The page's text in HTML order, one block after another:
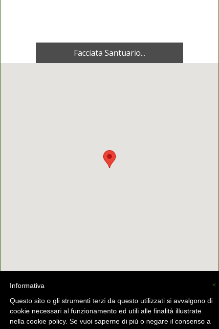
Facciata Santuario...
La Valsassina (C) -info@lavalsassina.com-
×
Informativa
Questo sito o gli strumenti terzi da questo utilizzati si avvalgono di
cookie necessari al funzionamento ed utili alle finalità illustrate
nella cookie policy. Se vuoi saperne di più o negare il consenso a